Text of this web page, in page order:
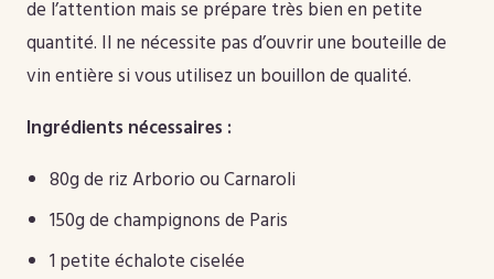
de l’attention mais se prépare très bien en petite
quantité. Il ne nécessite pas d’ouvrir une bouteille de
vin entière si vous utilisez un bouillon de qualité.
Ingrédients nécessaires :
80g de riz Arborio ou Carnaroli
150g de champignons de Paris
1 petite échalote ciselée